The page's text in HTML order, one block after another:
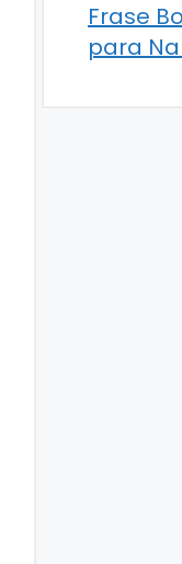
Frase
para